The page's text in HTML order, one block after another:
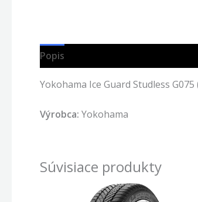
Popis
Yokohama Ice Guard Studless
Výrobca: Yokohama
Súvisiace produkty